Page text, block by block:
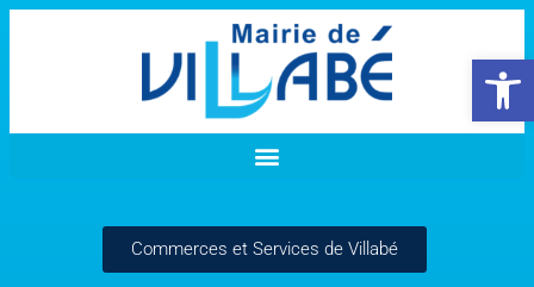
Ouvrir
Commerces et Services de Villabé